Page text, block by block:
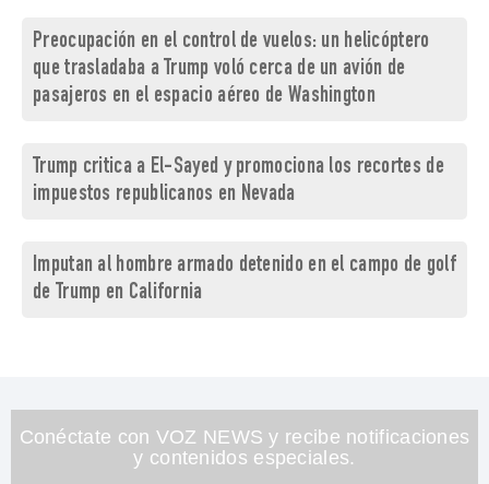
Preocupación en el control de vuelos: un helicóptero
que trasladaba a Trump voló cerca de un avión de
pasajeros en el espacio aéreo de Washington
Trump critica a El-Sayed y promociona los recortes de
impuestos republicanos en Nevada
Imputan al hombre armado detenido en el campo de golf
de Trump en California
Conéctate con VOZ NEWS y recibe notificaciones
y contenidos especiales.